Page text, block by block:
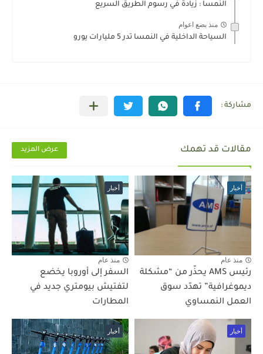
النمسا : زيادة في رسوم الطريق السريع
منذ بضع اعوام
السياحة الداخلية في النمسا تدر 5 مليارات يورو
مقالات قد تهمك عرض المزيد
أخبار
منذ عام
رئيس AMS يحذّر من “مشكلة
ديموغرافية” تهدّد سوق
العمل النمساوي
أخبار
منذ عام
السفر إلى أوروبا يخضع
لتفتيش بيومتري جديد في
المطارات
أخبار أخبار